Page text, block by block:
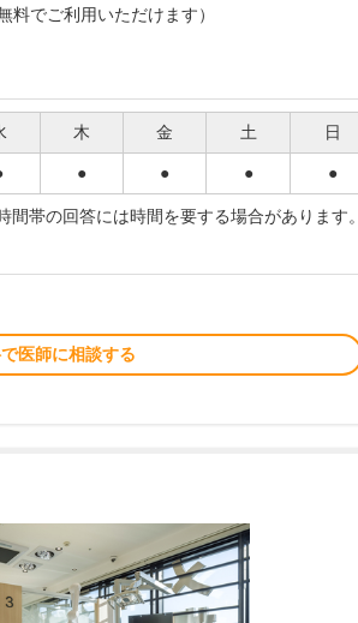
料でご利用いただけます）
木 金 土 日
● ● ● ●
帯の回答には時間を要する場合があります。
医師に相談する